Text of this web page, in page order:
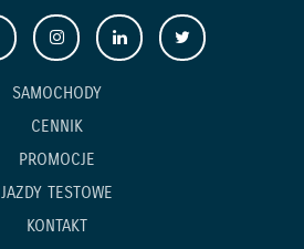
SAMOCHODY
CENNIK
PROMOCJE
JAZDY TESTOWE
KONTAKT